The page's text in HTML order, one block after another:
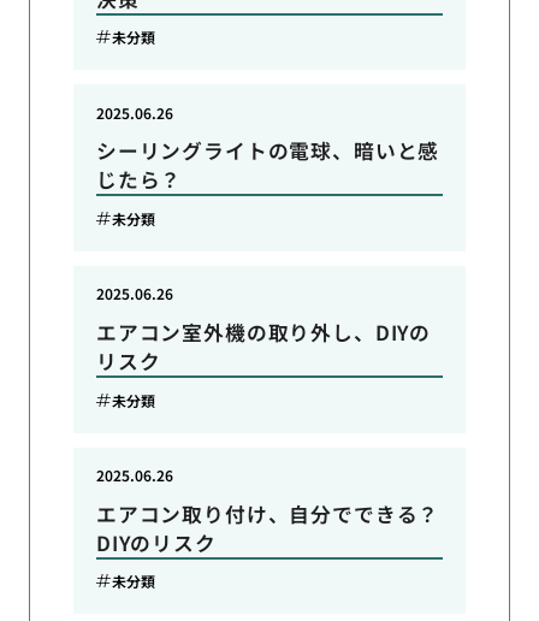
未分類
シーリングライトの電球、暗いと感
じたら？
2025.06.26
未分類
エアコン室外機の取り外し、DIYの
リスク
2025.06.26
未分類
エアコン取り付け、自分でできる？
DIYのリスク
2025.06.26
未分類